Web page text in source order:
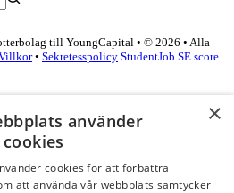
till YoungCapital • © 2026 • Alla
• Sekretesspolicy StudentJob SE score
×
använder
cookies
cookies för att förbättra
att använda vår webbplats samtycker